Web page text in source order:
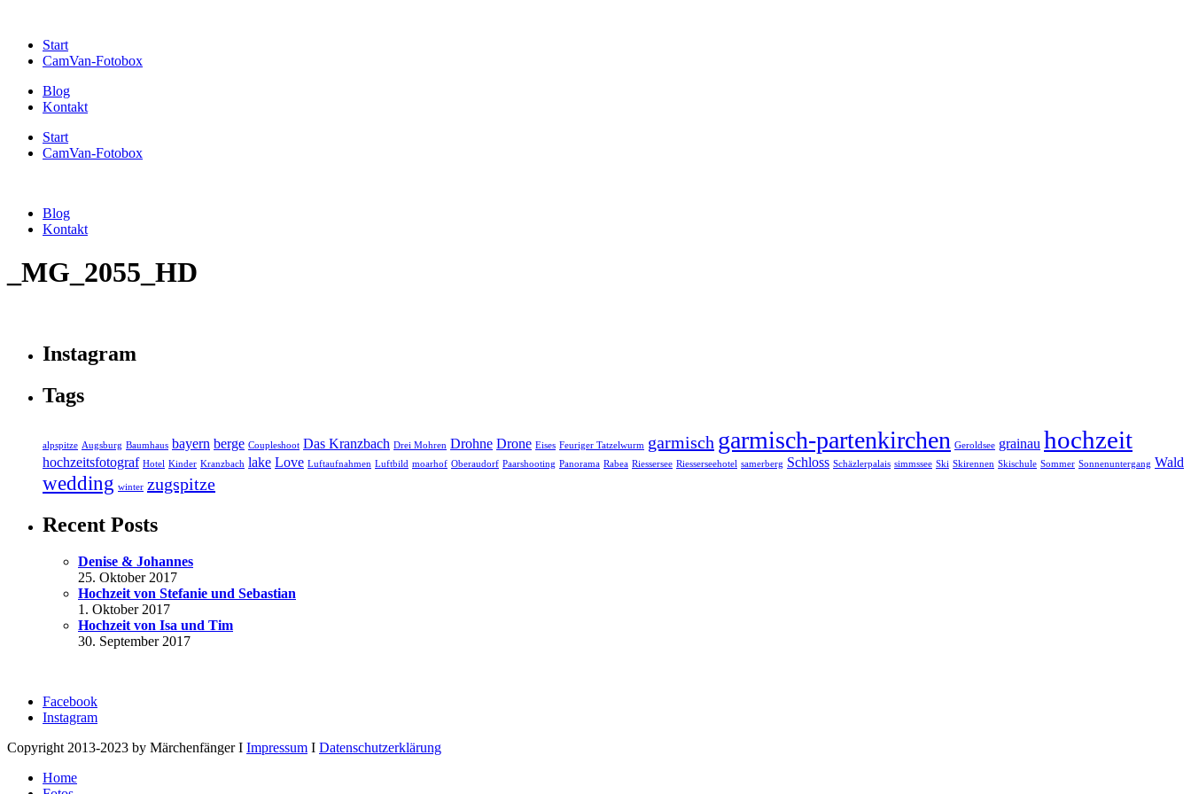
Start
CamVan-Fotobox
Blog
Kontakt
Start
CamVan-Fotobox
Blog
Kontakt
_MG_2055_HD
Instagram
Tags
alpspitze Augsburg Baumhaus bayern berge Coupleshoot Das Kranzbach Drei Mohren Drohne Drone Eises Feuriger Tatzelwurm garmisch garmisch-partenkirchen Geroldsee grainau hochzeit
hochzeitsfotograf Hotel Kinder Kranzbach lake Love Luftaufnahmen Luftbild moarhof Oberaudorf Paarshooting Panorama Rabea Riessersee Riesserseehotel samerberg Schloss Schäzlerpalais simmssee Ski Skirennen Skischule Sommer Sonnenuntergang Wald
wedding winter zugspitze
Recent Posts
Denise & Johannes
25. Oktober 2017
Hochzeit von Stefanie und Sebastian
1. Oktober 2017
Hochzeit von Isa und Tim
30. September 2017
Facebook
Instagram
Copyright 2013-2023 by Märchenfänger I Impressum I Datenschutzerklärung
Home